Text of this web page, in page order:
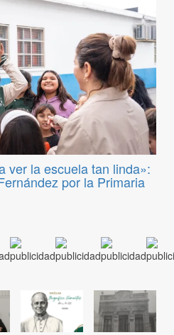
ver la escuela tan linda»:
por la Primaria